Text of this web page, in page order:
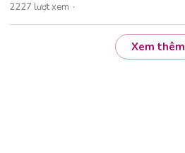
2227 lượt xem
Xem thêm